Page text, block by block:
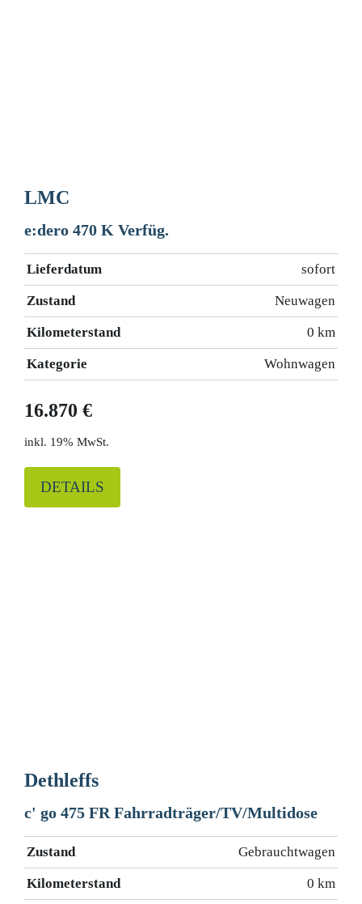
LMC
e:dero 470 K Verfüg.
Lieferdatum sofort
Zustand Neuwagen
Kilometerstand 0 km
Kategorie Wohnwagen
16.870 €
19% MwSt.
DETAILS
Dethleffs
c' go 475 FR Fahrradträger/TV/Multidose
Zustand Gebrauchtwagen
Kilometerstand 0 km